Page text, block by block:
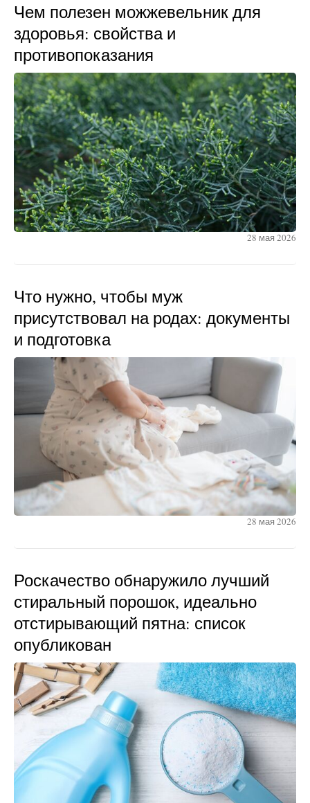
Чем полезен можжевельник для
здоровья: свойства и
противопоказания
28 мая 2026
Что нужно, чтобы муж
присутствовал на родах: документы
и подготовка
28 мая 2026
Роскачество обнаружило лучший
стиральный порошок, идеально
отстирывающий пятна: список
опубликован